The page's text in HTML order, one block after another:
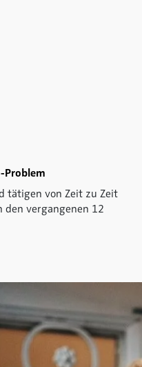
Problem
tätigen von Zeit zu Zeit
den vergangenen 12